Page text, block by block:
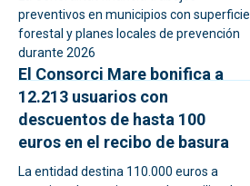
preventivos en municipios con superficie
forestal y planes locales de prevención
durante 2026
El Consorci Mare bonifica a
12.213 usuarios con
descuentos de hasta 100
euros en el recibo de basura
La entidad destina 110.000 euros a